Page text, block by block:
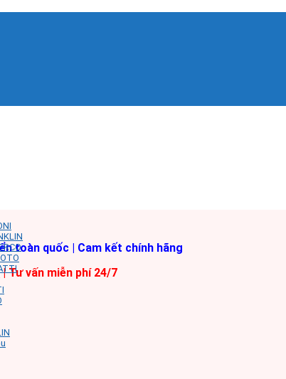
toàn quốc | Cam kết chính hãng
| Tư vấn miễn phí 24/7